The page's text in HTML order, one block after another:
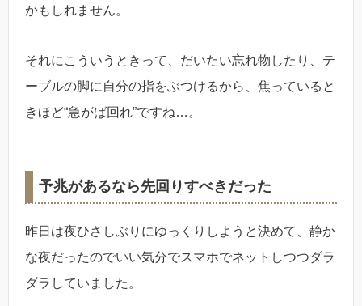
かもしれません。
それにこういうときって、だいたい忘れ物したり、テ
ーブルの脚に自分の指をぶつけるから、焦っていると
きほど“急がば回れ”ですね…。
予兆があるなら先回りすべきだった
昨日は夜ひさしぶりにゆっくりしようと決めて、静か
な夜だったのでいい気分でスマホでネットしつつダラ
ダラしていました。